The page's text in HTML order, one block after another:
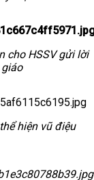
cho HSSV gửi lời
hiện vũ điệu